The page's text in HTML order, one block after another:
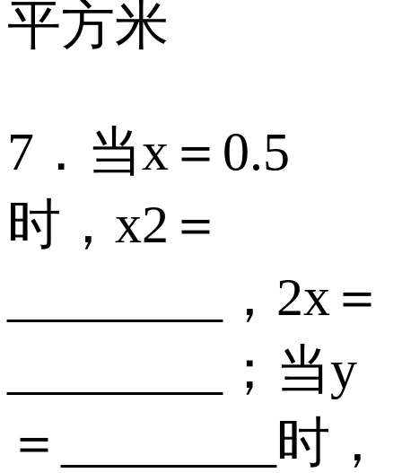
平方米
7．当x＝0.5
时，x2＝
________，2x＝
________；当y
＝________时，